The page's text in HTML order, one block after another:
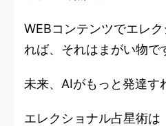
WEBコンテンツでエレ
れば、それはまがい物で
未来、AIがもっと発達す
エレクショナル占星術は